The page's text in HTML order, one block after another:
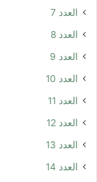
العدد 7
العدد 8
العدد 9
العدد 10
العدد 11
العدد 12
العدد 13
العدد 14